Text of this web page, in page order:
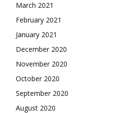
March 2021
February 2021
January 2021
December 2020
November 2020
October 2020
September 2020
August 2020